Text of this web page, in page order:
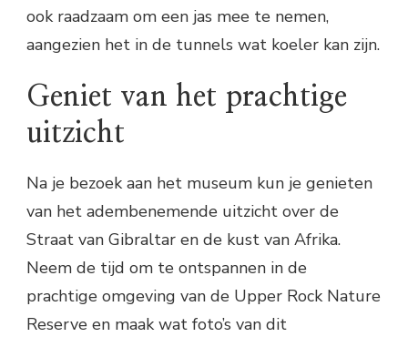
ook raadzaam om een jas mee te nemen,
aangezien het in de tunnels wat koeler kan zijn.
Geniet van het prachtige
uitzicht
Na je bezoek aan het museum kun je genieten
van het adembenemende uitzicht over de
Straat van Gibraltar en de kust van Afrika.
Neem de tijd om te ontspannen in de
prachtige omgeving van de Upper Rock Nature
Reserve en maak wat foto’s van dit